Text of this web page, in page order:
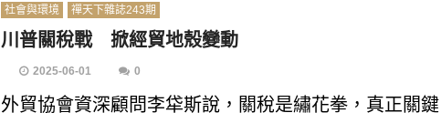
社會與環境 禪天下雜誌243期
川普關稅戰 掀經貿地殼變動
2025-06-01 0
外貿協會資深顧問李牮斯說，關稅是繡花拳，真正關鍵